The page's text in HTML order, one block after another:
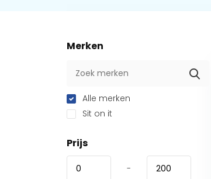
Merken
Alle merken
Sit on it
Prijs
-